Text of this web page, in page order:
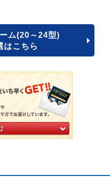
ム(20～24型)
はこちら